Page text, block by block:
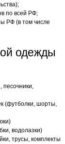
по всей РФ;
РФ (в том числе
одежды
песочники,
(футболки, шорты,
водолазки)
трусы, комплекты